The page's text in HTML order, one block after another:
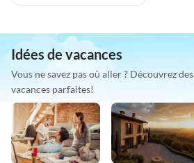
Idées de vacances
Vous ne savez pas où aller ? Découvrez
vacances parfaites!